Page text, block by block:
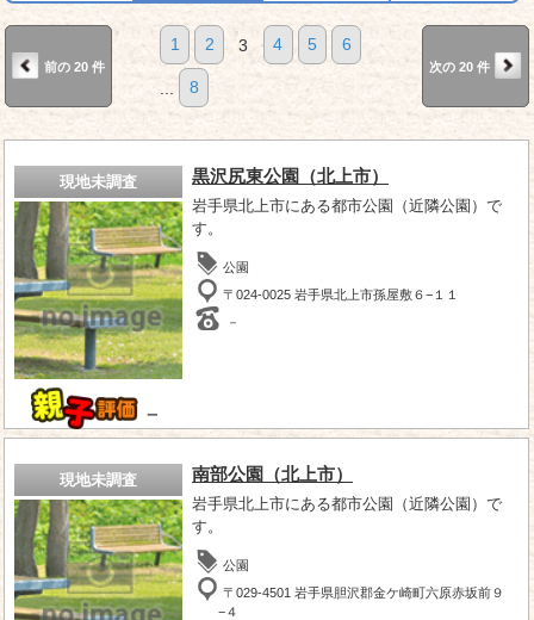
前の 20 件
1 2 3 4 5 6
8
次の 20 件
現地未調査
－
黒沢尻東公園（北上市）
岩手県北上市にある都市公園（近隣公園）で
す。
公園
〒024-0025 岩手県北上市孫屋敷６−１１
－
現地未調査 南部公園（北上市）
岩手県北上市にある都市公園（近隣公園）で
す。
公園
〒029-4501 岩手県胆沢郡金ケ崎町六原赤坂前９
−４